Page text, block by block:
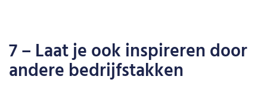
7 – Laat je ook inspireren door
andere bedrijfstakken